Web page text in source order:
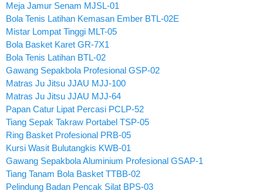
Meja Jamur Senam MJSL-01
Bola Tenis Latihan Kemasan Ember BTL-02E
Mistar Lompat Tinggi MLT-05
Bola Basket Karet GR-7X1
Bola Tenis Latihan BTL-02
Gawang Sepakbola Profesional GSP-02
Matras Ju Jitsu JJAU MJJ-100
Matras Ju Jitsu JJAU MJJ-64
Papan Catur Lipat Percasi PCLP-52
Tiang Sepak Takraw Portabel TSP-05
Ring Basket Profesional PRB-05
Kursi Wasit Bulutangkis KWB-01
Gawang Sepakbola Aluminium Profesional GSAP-1
Tiang Tanam Bola Basket TTBB-02
Pelindung Badan Pencak Silat BPS-03